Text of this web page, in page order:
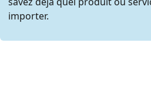
importer.